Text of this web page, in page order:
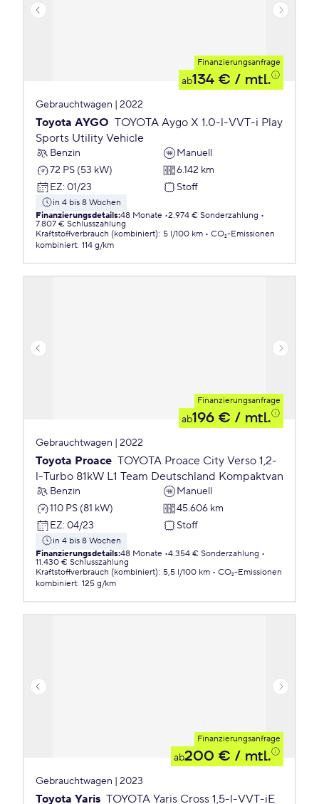
Finanzierungsanfrage
ab134 € / mtl.
Gebrauchtwagen | 2022
Toyota AYGO TOYOTA Aygo X 1.0-l-VVT-i Play
Sports Utility Vehicle
Benzin
Manuell
72 PS (53 kW)
6.142 km
EZ: 01/23 Stoff
in 4 bis 8 Wochen
Finanzierungsdetails:48 Monate 2.974 € Sonderzahlung
7.807 € Schlusszahlung
Kraftstoffverbrauch (kombiniert): 5 l/100 km
CO₂-Emissionen
kombiniert: 114 g/km
Finanzierungsanfrage
ab196 € / mtl.
Gebrauchtwagen | 2022
Toyota Proace TOYOTA Proace City Verso 1,2-
l-Turbo 81kW L1 Team Deutschland Kompaktvan
Benzin
Manuell
110 PS (81 kW)
45.606 km
EZ: 04/23 Stoff
in 4 bis 8 Wochen
Finanzierungsdetails:48 Monate 4.354 € Sonderzahlung
11.430 € Schlusszahlung
Kraftstoffverbrauch (kombiniert): 5,5 l/100 km
CO₂-Emissionen
kombiniert: 125 g/km
Finanzierungsanfrage
ab200 € / mtl.
Gebrauchtwagen | 2023
Toyota Yaris TOYOTA Yaris Cross 1,5-l-VVT-iE